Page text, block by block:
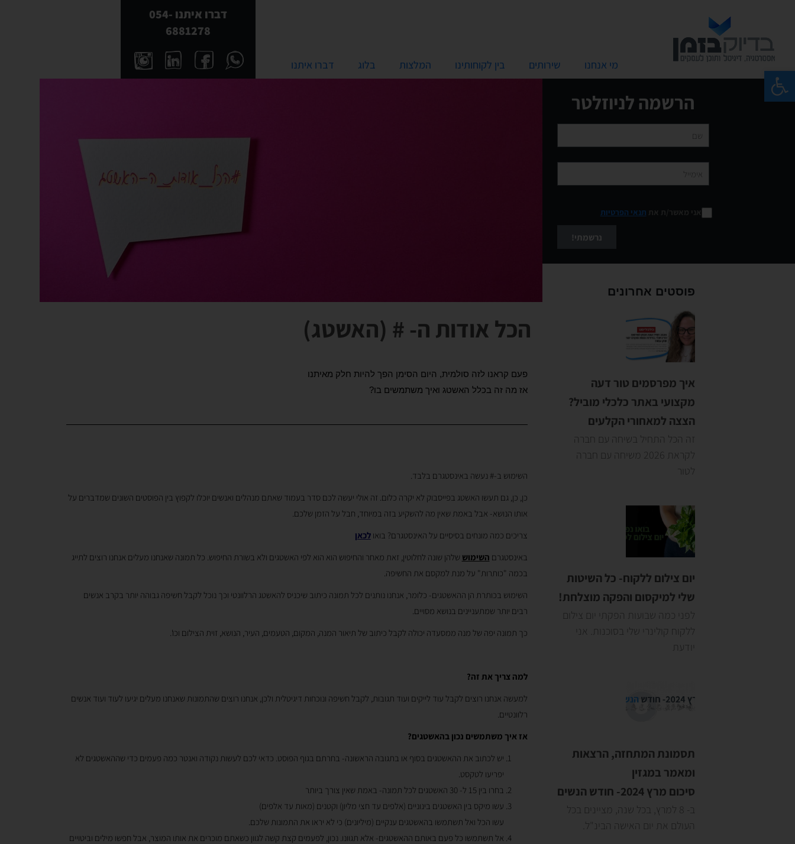
פתח סרגל נגישות מי אנחנו שירותים בין לקוחותינו המלצות בלוג דברו איתנו
דברו איתנו 054-
6881278
הרשמה לניוזלטר
תנאי הפרטיות
נרשמתי!
פוסטים אחרונים
איך מפרסמים טור דעה
מקצועי באתר כלכלי מוביל?
הצצה למאחורי הקלעים
זה הכל התחיל בשיחה עם חברה
לקראת 2026 משיחה עם חברה
לטור
יום צילום ללקוח- כל השיטות
שלי למיקסום והפקה מוצלחת!
לפני כמה שבועות הפקתי יום צילום
ללקוח קולינרי שלי בסוכנות. אני
יודעת
תסמונת המתחזה, הרצאות
ומאמר במגזין
סיכום מרץ 2024- חודש הנשים
ב- 8 למרץ, בכל שנה, מציינים בכל
העולם את יום האישה הבינ"ל.
הכל אודות ה- # (האשטג)
פעם קראנו לזה סולמית, היום הסימן הפך להיות חלק מאיתנו
אז מה זה בכלל האשטג ואיך משתמשים בו?
השימוש ב-# נעשה באינסטגרם בלבד.
כן, כן, גם תעשו האשטג בפייסבוק לא יקרה כלום. זה אולי יעשה לכם סדר בעמוד שאתם מנהלים ואנשים יוכלו לקפוץ בין הפוסטים השונים שמדברים על
אותו הנושא- אבל באמת שאין מה להשקיע בזה במיוחד, חבל על הזמן שלכם.
צריכים כמה מונחים בסיסיים על האינסטגרם? בואולכאן
באינסטגרם השימוש שלהן שונה לחלוטין, זאת מאחר והחיפוש הוא הוא לפי האשטגים ולא בשורת החיפוש. כל תמונה שאנחנו מעלים אנחנו רוצים לתייג
בכמה "כותרות" על מנת למקסם את החשיפה.
השימוש בכותרת הן ההאשטגים- כלומר, אנחנו נותנים לכל תמונה כיתוב שיכניס להאשטג הרלוונטי וכך נוכל לקבל חשיפה גבוהה יותר בקרב אנשים
רבים יותר שמתעניינים בנושא מסויים.
כך תמונה יפה של מנה ממסעדה יכולה לקבל כיתוב של תיאור המנה, המקום, הטעמים, העיר, הנושא, זוית הצילום וכו'.
למה צריך את זה?
למעשה אנחנו רוצים לקבל עוד לייקים ועוד תגובות, לקבל חשיפה ונוכחות דיגיטלית ולכן, אנחנו רוצים שהתמונות שאנחנו מעלים יגיעו לעוד ועוד אנשים
רלוונטיים.
אז איך משתמשים נכון בהאשטגים?
יש לכתוב את ההאשטגים בסוף או בתגובה הראשונה- בחרתם בגוף הפוסט. כדאי לכם לעשות נקודה ואנטר כמה פעמים כדי שההאשטגים לא
יפריעו לטקסט.
בחרו בין 15 ל- 30 האשטגים לכל תמונה- באמת שאין צורך ביותר
עשו מיקס בין האשטגים בינוניים (אלפים עד חצי מליון) וקטנים (מאות עד אלפים)
עשו הכל ואל תשתמשו בהאשטגים ענקיים (מיליונים) כי לא יראו את התמונות שלכם.
אל תשתמשו כל פעם באותם ההאשטגים- אלא תגוונו. נכון, לפעמים קצת קשה לגוון כשאתם מוכרים את אותו המוצר, אבל חפשו מילים וביטויים